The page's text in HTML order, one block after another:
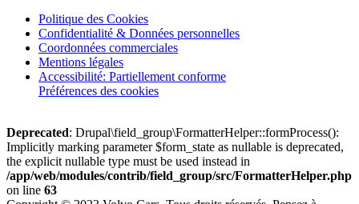
Politique des Cookies
Confidentialité & Données personnelles
Coordonnées commerciales
Mentions légales
Accessibilité: Partiellement conforme
Préférences des cookies
Deprecated: Drupal\field_group\FormatterHelper::formProcess():
Implicitly marking parameter $form_state as nullable is deprecated,
the explicit nullable type must be used instead in
/app/web/modules/contrib/field_group/src/FormatterHelper.php
on line 63